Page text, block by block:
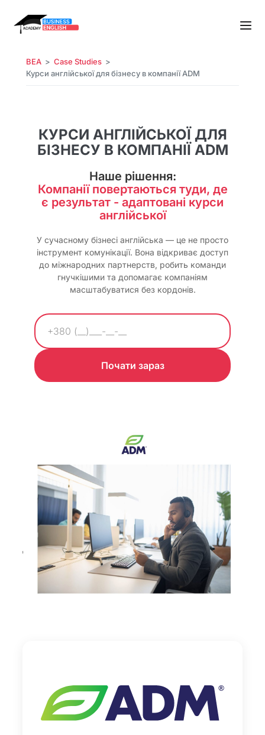
BEA
Case Studies
Курси англійської для бізнесу в компанії ADM
КУРСИ АНГЛІЙСЬКОЇ ДЛЯ
БІЗНЕСУ В КОМПАНІЇ ADM
Наше рішення:
Компанії повертаються туди, де
є результат - адаптовані курси
англійської
У сучасному бізнесі англійська — це не просто
інструмент комунікації. Вона відкриває доступ
до міжнародних партнерств, робить команди
гнучкішими та допомагає компаніям
масштабуватися без кордонів.